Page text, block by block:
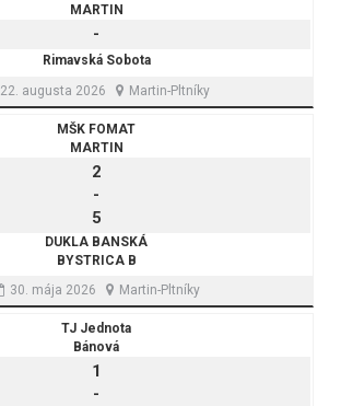
MARTIN
-
Rimavská Sobota
22. augusta 2026
Martin-Pltníky
MŠK FOMAT
MARTIN
2
-
5
DUKLA BANSKÁ
BYSTRICA B
30. mája 2026
Martin-Pltníky
TJ Jednota
Bánová
1
-